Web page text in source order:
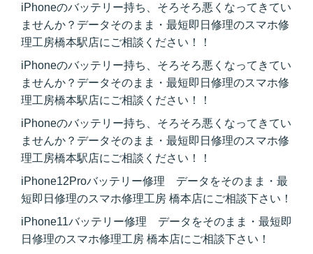
iPhoneのバッテリー持ち、そろそろ悪くなってきてい
ませんか？データそのまま・最短即日修理のスマホ修
理工房橋本駅店にご相談ください！！
iPhoneのバッテリー持ち、そろそろ悪くなってきてい
ませんか？データそのまま・最短即日修理のスマホ修
理工房橋本駅店にご相談ください！！
iPhoneのバッテリー持ち、そろそろ悪くなってきてい
ませんか？データそのまま・最短即日修理のスマホ修
理工房橋本駅店にご相談ください！！
iPhone12Proバッテリー修理 データをそのまま・最
短即日修理のスマホ修理工房 橋本店にご相談下さい！
iPhone11バッテリー修理 データをそのまま・最短即
日修理のスマホ修理工房 橋本店にご相談下さい！